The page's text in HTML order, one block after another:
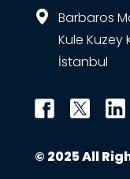
Barbaros
Kule Kuzey
İstanbul
© 2025 All